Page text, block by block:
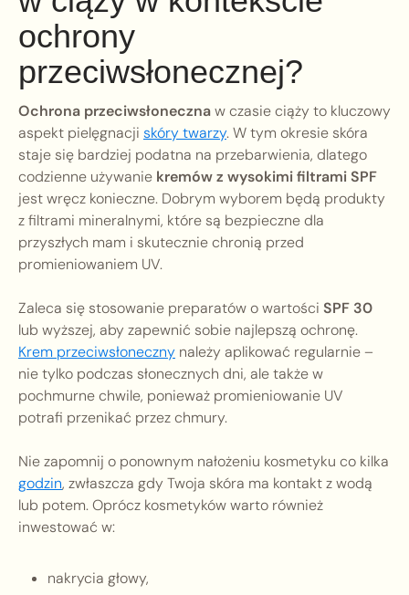
ochrony
przeciwsłonecznej?
Ochrona przeciwsłonecznaw czasie ciąży to kluczowy
aspekt pielęgnacji skóry twarzy. W tym okresie skóra
staje się bardziej podatna na przebarwienia, dlatego
codzienne używanie kremów z wysokimi filtrami SPF
jest wręcz konieczne. Dobrym wyborem będą produkty
z filtrami mineralnymi, które są bezpieczne dla
przyszłych mam i skutecznie chronią przed
promieniowaniem UV.
Zaleca się stosowanie preparatów o wartości SPF 30
lub wyższej, aby zapewnić sobie najlepszą ochronę.
Krem przeciwsłoneczny należy aplikować regularnie –
nie tylko podczas słonecznych dni, ale także w
pochmurne chwile, ponieważ promieniowanie UV
potrafi przenikać przez chmury.
Nie zapomnij o ponownym nałożeniu kosmetyku co kilka
godzin, zwłaszcza gdy Twoja skóra ma kontakt z wodą
lub potem. Oprócz kosmetyków warto również
inwestować w:
nakrycia głowy,